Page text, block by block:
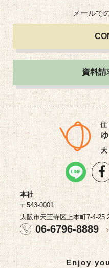
メールで
資料請
本社
〒543-0001
大阪市天王寺区上本町7-4-25
06-6796-8889
Enjoy